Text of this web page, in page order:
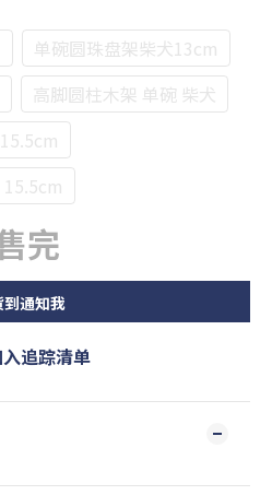
单碗圆珠盘架柴犬13cm
高脚圆柱木架 单碗 柴犬
完
到通知我
追踪清单